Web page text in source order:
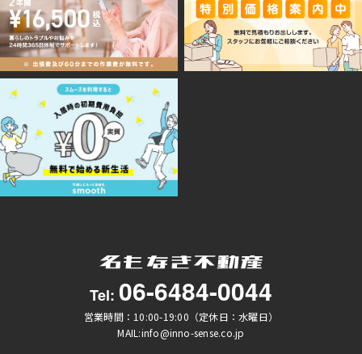
Tel: 06-6484-0044
営業時間：10:00-19:00（定休日：水曜日）
MAIL:info@inno-sense.co.jp